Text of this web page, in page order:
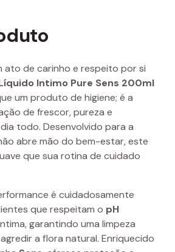
ato de carinho e respeito por si
Intimo Pure Sens 200ml
um produto de higiene; é a
de frescor, pureza e
todo. Desenvolvido para a
abre mão do bem-estar, este
que sua rotina de cuidado
é cuidadosamente
que respeitam o pH
garantindo uma limpeza
a flora natural. Enriquecido